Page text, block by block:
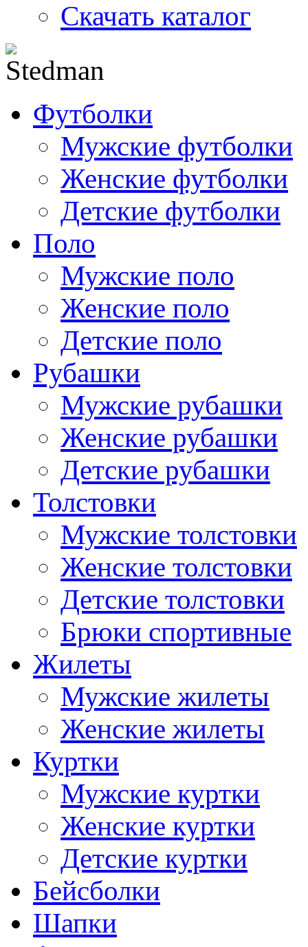
Скачать каталог
Футболки
Мужские футболки
Женские футболки
Детские футболки
Поло
Мужские поло
Женские поло
Детские поло
Рубашки
Мужские рубашки
Женские рубашки
Детские рубашки
Толстовки
Мужские толстовки
Женские толстовки
Детские толстовки
Брюки спортивные
Жилеты
Мужские жилеты
Женские жилеты
Куртки
Мужские куртки
Женские куртки
Детские куртки
Бейсболки
Шапки